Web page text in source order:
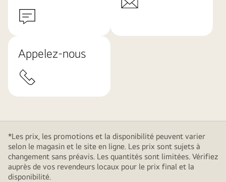
Appelez-nous
*Les prix, les promotions et la disponibilité peuvent varier
selon le magasin et le site en ligne. Les prix sont sujets à
changement sans préavis. Les quantités sont limitées. Vérifiez
auprès de vos revendeurs locaux pour le prix final et la
disponibilité.